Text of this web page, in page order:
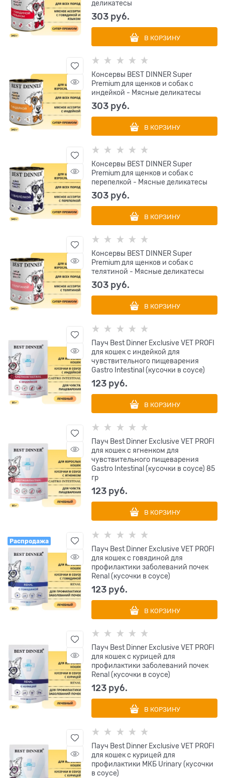
деликатесы
303 руб.
В КОРЗИНУ
Консервы BEST DINNER Super
Premium для щенков и собак с
индейкой - Мясные деликатесы
303 руб.
В КОРЗИНУ
Консервы BEST DINNER Super
Premium для щенков и собак с
перепелкой - Мясные деликатесы
303 руб.
В КОРЗИНУ
Консервы BEST DINNER Super
Premium для щенков и собак с
телятиной - Мясные деликатесы
303 руб.
В КОРЗИНУ
Пауч Best Dinner Exclusive VET PROFI
для кошек с индейкой для
чувствительного пищеварения
Gastro Intestinal (кусочки в соусе)
123 руб.
В КОРЗИНУ
Пауч Best Dinner Exclusive VET PROFI
для кошек с ягненком для
чувствительного пищеварения
Gastro Intestinal (кусочки в соусе) 85
гр
123 руб.
В КОРЗИНУ
Распродажа
Пауч Best Dinner Exclusive VET PROFI
для кошек с говядиной для
профилактики заболеваний почек
Renal (кусочки в соусе)
123 руб.
В КОРЗИНУ
Пауч Best Dinner Exclusive VET PROFI
для кошек с курицей для
профилактики заболеваний почек
Renal (кусочки в соусе)
123 руб.
В КОРЗИНУ
Пауч Best Dinner Exclusive VET PROFI
для кошек с курицей для
профилактики МКБ Urinary (кусочки
в соусе)